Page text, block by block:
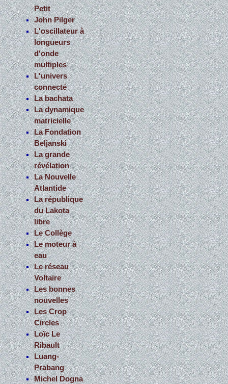
Petit
John Pilger
L'oscillateur à
longueurs
d'onde
multiples
L'univers
connecté
La bachata
La dynamique
matricielle
La Fondation
Beljanski
La grande
révélation
La Nouvelle
Atlantide
La république
du Lakota
libre
Le Collège
Le moteur à
eau
Le réseau
Voltaire
Les bonnes
nouvelles
Les Crop
Circles
Loïc Le
Ribault
Luang-
Prabang
Michel Dogna